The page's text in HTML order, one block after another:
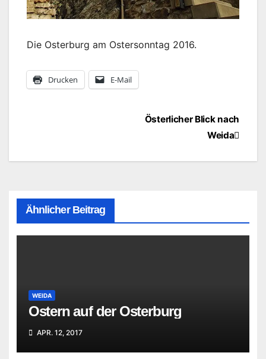
Die Osterburg am Ostersonntag 2016.
Drucken E-Mail
BeitragsnavigationÖsterlicher Blick nach
Weida
Ähnlicher Beitrag
WEIDA
Ostern auf der Osterburg
APR. 12, 2017